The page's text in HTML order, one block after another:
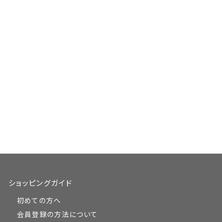
ショッピングガイド
初めての方へ
会員登録の方法について